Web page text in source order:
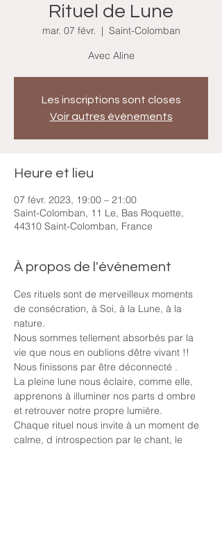
Rituel de Lune
mar. 07 févr.
  |
Saint-Colomban
Avec Aline
Les inscriptions sont closes
Voir autres événements
Heure et lieu
07 févr. 2023, 19:00 – 21:00
Saint-Colomban, 11 Le, Bas Roquette,
44310 Saint-Colomban, France
À propos de l'événement
Ces rituels sont de merveilleux moments
de consécration, à Soi, à la Lune, à la
nature.
Nous sommes tellement absorbés par la
vie que nous en oublions dêtre vivant !!
Nous finissons par être déconnecté .
La pleine lune nous éclaire, comme elle,
apprenons à illuminer nos parts d ombre
et retrouver notre propre lumière.
Chaque rituel nous invite à un moment de
calme, d introspection par le chant, le